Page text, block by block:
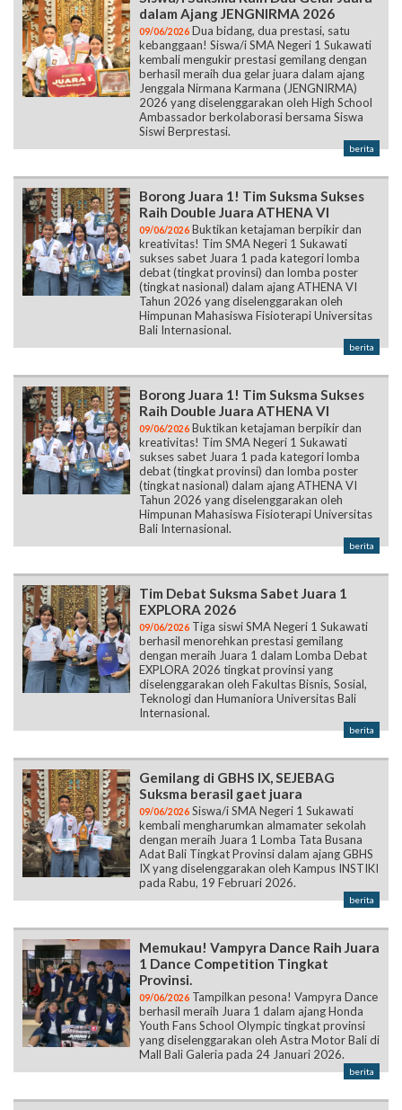
dalam Ajang JENGNIRMA 2026
09/06/2026 Dua bidang, dua prestasi, satu
kebanggaan! Siswa/i SMA Negeri 1 Sukawati
kembali mengukir prestasi gemilang dengan
berhasil meraih dua gelar juara dalam ajang
Jenggala Nirmana Karmana (JENGNIRMA)
2026 yang diselenggarakan oleh High School
Ambassador berkolaborasi bersama Siswa
Siswi Berprestasi.
berita
Borong Juara 1! Tim Suksma Sukses
Raih Double Juara ATHENA VI
09/06/2026 Buktikan ketajaman berpikir dan
kreativitas! Tim SMA Negeri 1 Sukawati
sukses sabet Juara 1 pada kategori lomba
debat (tingkat provinsi) dan lomba poster
(tingkat nasional) dalam ajang ATHENA VI
Tahun 2026 yang diselenggarakan oleh
Himpunan Mahasiswa Fisioterapi Universitas
Bali Internasional.
berita
Borong Juara 1! Tim Suksma Sukses
Raih Double Juara ATHENA VI
09/06/2026 Buktikan ketajaman berpikir dan
kreativitas! Tim SMA Negeri 1 Sukawati
sukses sabet Juara 1 pada kategori lomba
debat (tingkat provinsi) dan lomba poster
(tingkat nasional) dalam ajang ATHENA VI
Tahun 2026 yang diselenggarakan oleh
Himpunan Mahasiswa Fisioterapi Universitas
Bali Internasional.
berita
Tim Debat Suksma Sabet Juara 1
EXPLORA 2026
09/06/2026 Tiga siswi SMA Negeri 1 Sukawati
berhasil menorehkan prestasi gemilang
dengan meraih Juara 1 dalam Lomba Debat
EXPLORA 2026 tingkat provinsi yang
diselenggarakan oleh Fakultas Bisnis, Sosial,
Teknologi dan Humaniora Universitas Bali
Internasional.
berita
Gemilang di GBHS IX, SEJEBAG
Suksma berasil gaet juara
09/06/2026 Siswa/i SMA Negeri 1 Sukawati
kembali mengharumkan almamater sekolah
dengan meraih Juara 1 Lomba Tata Busana
Adat Bali Tingkat Provinsi dalam ajang GBHS
IX yang diselenggarakan oleh Kampus INSTIKI
pada Rabu, 19 Februari 2026.
berita
Memukau! Vampyra Dance Raih Juara
1 Dance Competition Tingkat
Provinsi.
09/06/2026 Tampilkan pesona! Vampyra Dance
berhasil meraih Juara 1 dalam ajang Honda
Youth Fans School Olympic tingkat provinsi
yang diselenggarakan oleh Astra Motor Bali di
Mall Bali Galeria pada 24 Januari 2026.
berita